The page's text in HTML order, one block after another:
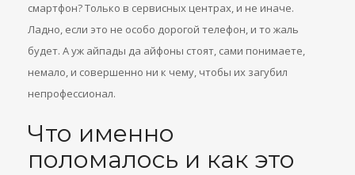
смартфон? Только в сервисных центрах, и не иначе.
Ладно, если это не особо дорогой телефон, и то жаль
будет. А уж айпады да айфоны стоят, сами понимаете,
немало, и совершенно ни к чему, чтобы их загубил
непрофессионал.
Что именно
поломалось и как это